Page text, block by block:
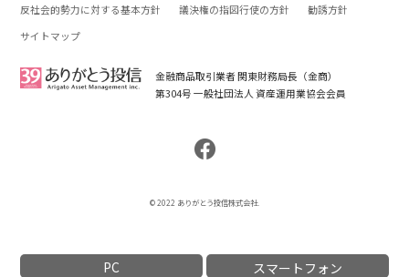
反社会的勢力に対する基本方針
議決権の指図行使の方針
勧誘方針
サイトマップ
金融商品取引業者 関東財務局長（金商）
第304号 一般社団法人 資産運用業協会会員
© 2022 ありがとう投信株式会社.
PC スマートフォン